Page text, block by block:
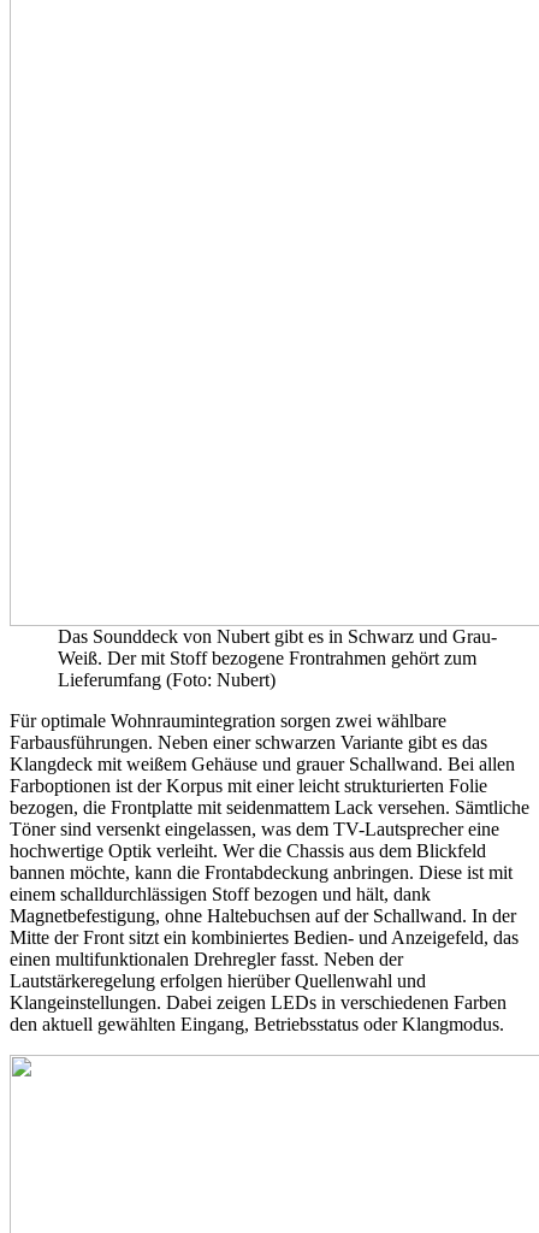
Das Sounddeck von Nubert gibt es in Schwarz und Grau-
Weiß. Der mit Stoff bezogene Frontrahmen gehört zum
Lieferumfang (Foto: Nubert)
Für optimale Wohnraumintegration sorgen zwei wählbare
Farbausführungen. Neben einer schwarzen Variante gibt es das
Klangdeck mit weißem Gehäuse und grauer Schallwand. Bei allen
Farboptionen ist der Korpus mit einer leicht strukturierten Folie
bezogen, die Frontplatte mit seidenmattem Lack versehen. Sämtliche
Töner sind versenkt eingelassen, was dem TV-Lautsprecher eine
hochwertige Optik verleiht. Wer die Chassis aus dem Blickfeld
bannen möchte, kann die Frontabdeckung anbringen. Diese ist mit
einem schalldurchlässigen Stoff bezogen und hält, dank
Magnetbefestigung, ohne Haltebuchsen auf der Schallwand. In der
Mitte der Front sitzt ein kombiniertes Bedien- und Anzeigefeld, das
einen multifunktionalen Drehregler fasst. Neben der
Lautstärkeregelung erfolgen hierüber Quellenwahl und
Klangeinstellungen. Dabei zeigen LEDs in verschiedenen Farben
den aktuell gewählten Eingang, Betriebsstatus oder Klangmodus.